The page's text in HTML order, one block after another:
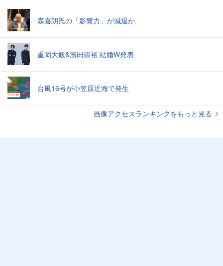
森喜朗氏の「影響力」が減退か
重岡大毅&濱田崇裕 結婚W発表
台風16号が小笠原近海で発生
画像アクセスランキングをもっと見る